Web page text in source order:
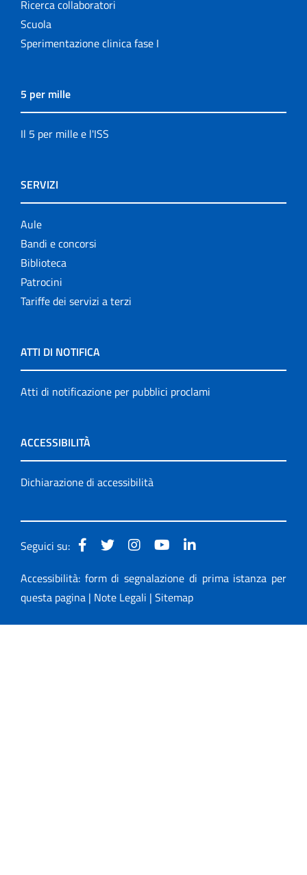
Ricerca collaboratori
Scuola
Sperimentazione clinica fase I
5 per mille
Il 5 per mille e l'ISS
SERVIZI
Aule
Bandi e concorsi
Biblioteca
Patrocini
Tariffe dei servizi a terzi
ATTI DI NOTIFICA
Atti di notificazione per pubblici proclami
ACCESSIBILITÀ
Dichiarazione di accessibilità
Seguici su:
Accessibilità: form di segnalazione di prima istanza per
questa pagina | Note Legali | Sitemap